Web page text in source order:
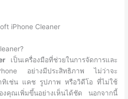
เป็นเครื่องมือที่ช่วยในการจัดการและ
อย่างมีประสิทธิภาพ ไม่ว่าจะ
ทิเช่น แคช รูปภาพ หรือวิดีโอ ที่ไม่ใช้
คุณเพิ่มขึ้นอย่างเห็นได้ชัด นอกจากนี้